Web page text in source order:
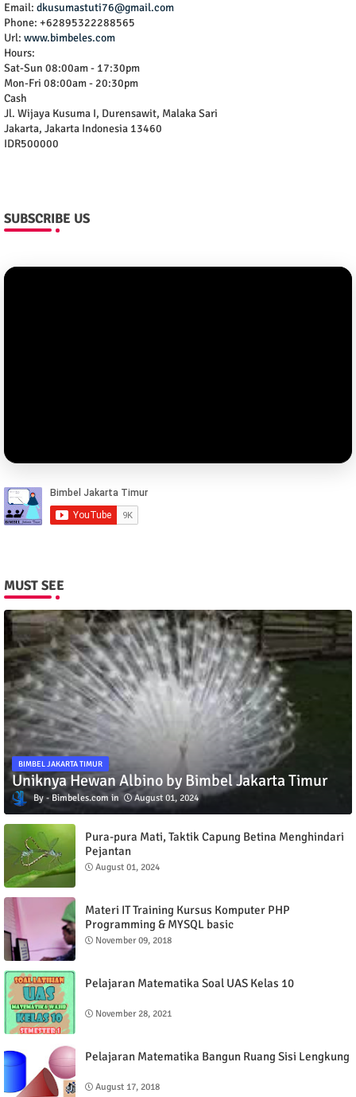
Email: dkusumastuti76@gmail.com
Phone: +62895322288565
Url: www.bimbeles.com
Hours:
Sat-Sun 08:00am - 17:30pm
Mon-Fri 08:00am - 20:30pm
Cash
Jl. Wijaya Kusuma I, Durensawit, Malaka Sari
Jakarta, Jakarta Indonesia 13460
IDR500000
SUBSCRIBE US
MUST SEE
BIMBEL JAKARTA TIMUR
Uniknya Hewan Albino by Bimbel Jakarta Timur
Bimbeles.com August 01, 2024
Pura-pura Mati, Taktik Capung Betina Menghindari
Pejantan
August 01, 2024
Materi IT Training Kursus Komputer PHP
Programming & MYSQL basic
November 09, 2018
Pelajaran Matematika Soal UAS Kelas 10
November 28, 2021
Pelajaran Matematika Bangun Ruang Sisi Lengkung
August 17, 2018